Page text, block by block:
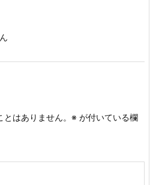
はありません。 ※ が付いている欄